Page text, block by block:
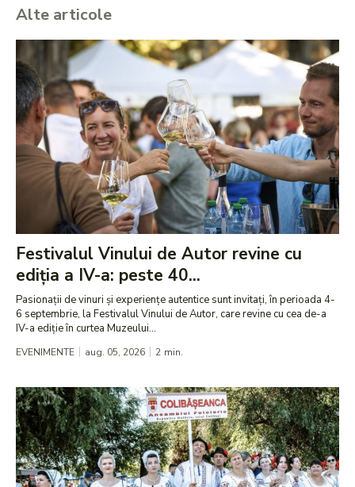
Alte articole
Festivalul Vinului de Autor revine cu
ediția a IV-a: peste 40...
Pasionații de vinuri și experiențe autentice sunt invitați, în perioada 4-
6 septembrie, la Festivalul Vinului de Autor, care revine cu cea de-a
IV-a ediție în curtea Muzeului...
EVENIMENTE aug. 05, 2026 2 min.